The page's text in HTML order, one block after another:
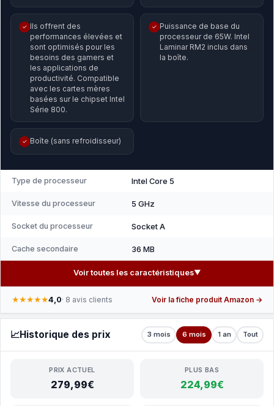
✓ Ils offrent des
performances élevées et
sont optimisés pour les
besoins des gamers et
les applications de
productivité. Compatible
avec les cartes mères
basées sur le chipset Intel
Série 800.
✓ Puissance de base du
processeur de 65W. Intel
Laminar RM2 inclus dans
la boîte.
✓ Boîte (sans refroidisseur)
Type de processeur Intel Core 5
Vitesse du processeur 5 GHz
Socket du processeur Socket A
Cache secondaire 36 MB
Voir toutes les caractéristiques▼
★★★★★4,0· 8 avis clients Voir la fiche produit Amazon →
📈Historique des prix 3 mois 6 mois 1 an Tout
PRIX ACTUEL
279,99€
PLUS BAS
224,99€